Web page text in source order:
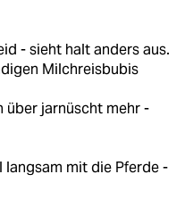
- sieht halt anders aus.
Milchreisbubis
über jarnüscht mehr -
mit die Pferde -